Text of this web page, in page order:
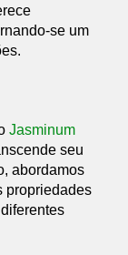
se um
Jasminum
seu
abordamos
propriedades